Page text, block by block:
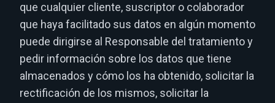
que cualquier cliente, suscriptor o colaborador
que haya facilitado sus datos en algún momento
puede dirigirse al Responsable del tratamiento y
pedir información sobre los datos que tiene
almacenados y cómo los ha obtenido, solicitar la
rectificación de los mismos, solicitar la